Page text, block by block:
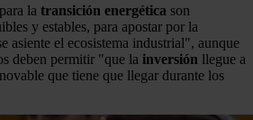
la transición energética son
y estables, para apostar por la
asiente el ecosistema industrial", aunque
deben permitir "que la inversión llegue a
que tiene que llegar durante los